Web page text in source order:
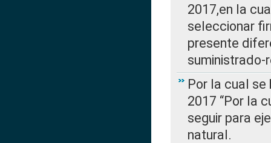
2017,en la
seleccionar
presente
Por la cual se
2017 “Por la
seguir para
natural.